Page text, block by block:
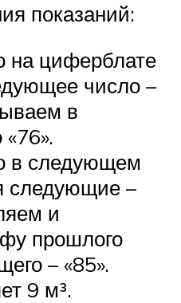
показаний:
на циферблате
число –
в
в следующем
следующие –
и
прошлого
– «85».
9 м³.